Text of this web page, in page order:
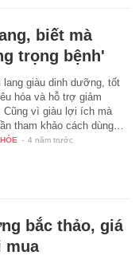
biết mà
trọng bệnh'
lang giàu dinh dưỡng, tốt
hóa và hỗ trợ giảm
Cũng vì giàu lợi ích mà
tham khảo cách dùng…
- 4 năm trước
bắc thảo, giá
mua